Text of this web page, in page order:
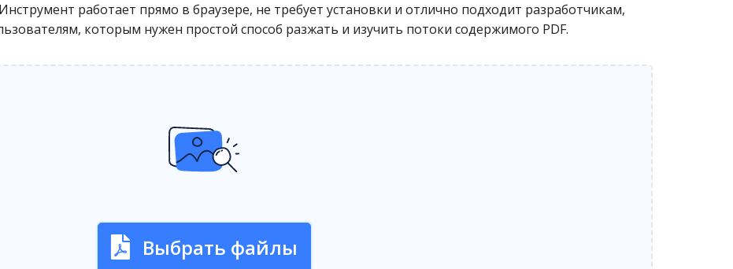
работает прямо в браузере, не требует установки и отлично подходит разработчикам,
которым нужен простой способ разжать и изучить потоки содержимого PDF.
Выбрать файлы